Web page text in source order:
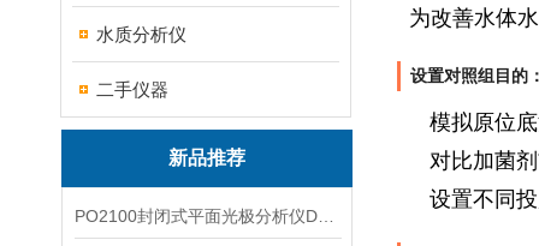
水质分析仪
二手仪器
新品推荐
为改善水体
设置对照组目的
模拟原位
对比加菌
设置不同